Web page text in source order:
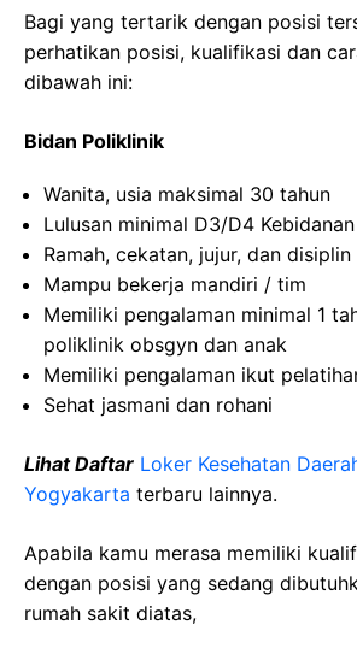
Bagi yang tertarik dengan posisi
perhatikan posisi, kualifikasi dan
dibawah ini:
Bidan Poliklinik
Wanita, usia maksimal 30 tahun
Lulusan minimal D3/D4 Kebidanan
Ramah, cekatan, jujur, dan disiplin
Mampu bekerja mandiri / tim
Memiliki pengalaman minimal 1
poliklinik obsgyn dan anak
Memiliki pengalaman ikut
Sehat jasmani dan rohani
Lihat Daftar Loker Kesehatan
Yogyakarta terbaru lainnya.
Apabila kamu merasa memiliki
dengan posisi yang sedang
rumah sakit diatas,